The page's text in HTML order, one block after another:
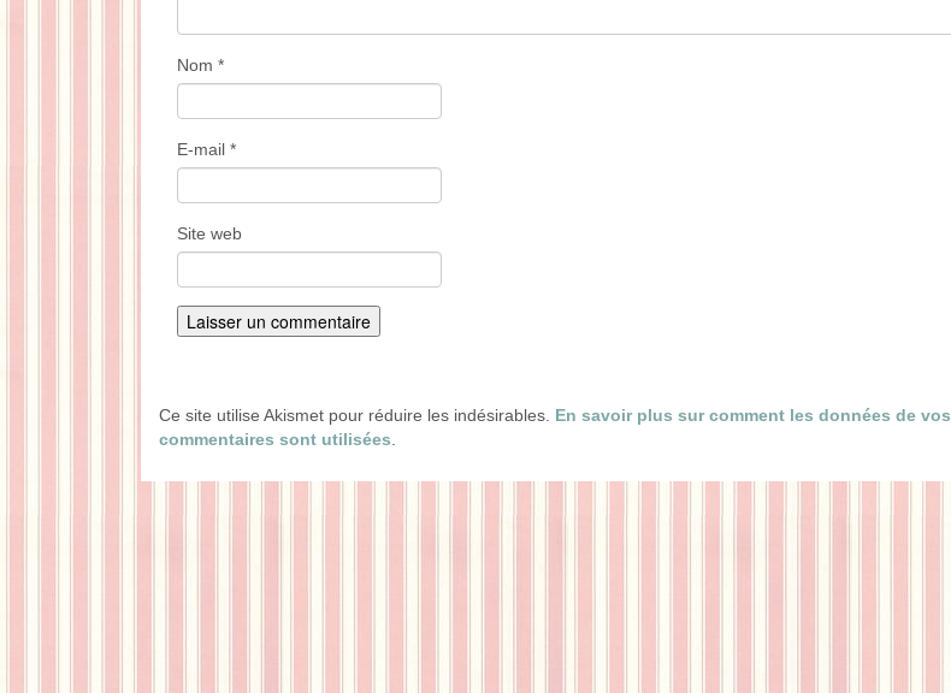
Nom *
E-mail *
Site web
Ce site utilise Akismet pour réduire les indésirables. En savoir plus sur comment les données de vos
commentaires sont utilisées